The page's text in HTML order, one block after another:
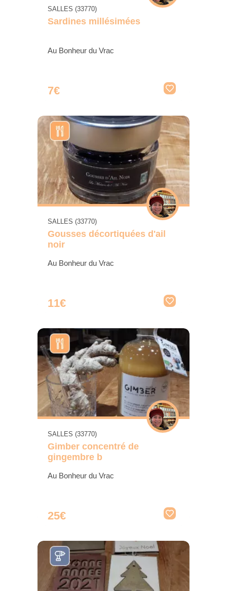
SALLES (33770)
Sardines millésimées
Au Bonheur du Vrac
7€
SALLES (33770)
Gousses décortiquées d'ail
noir
Au Bonheur du Vrac
11€
SALLES (33770)
Gimber concentré de
gingembre b
Au Bonheur du Vrac
25€